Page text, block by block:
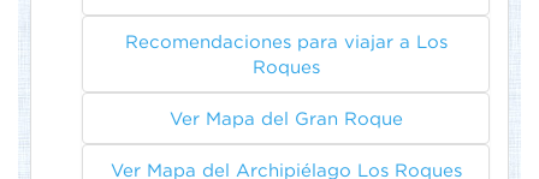
Recomendaciones para viajar a Los
Roques
Ver Mapa del Gran Roque
Ver Mapa del Archipiélago Los Roques